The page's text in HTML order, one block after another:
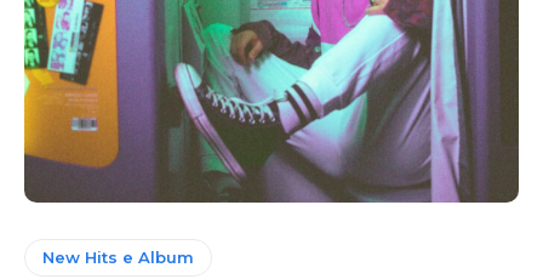
New Hits e Album